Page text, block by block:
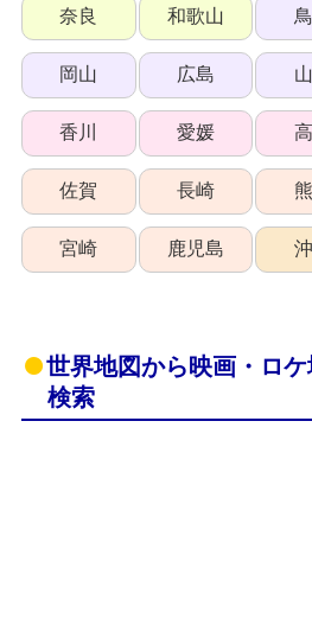
奈良 和歌山
岡山 広島
香川 愛媛
佐賀 長崎
宮崎 鹿児島
世界地図から映画・ロ
検索